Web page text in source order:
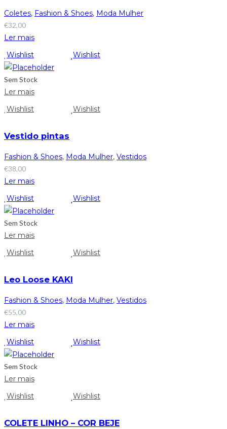
Coletes, Fashion & Shoes, Moda Mulher
€32,00
Ler mais
Wishlist
Wishlist
Sem Stock
Ler mais
Wishlist
Wishlist
Vestido pintas
Fashion & Shoes, Moda Mulher, Vestidos
€38,00
Ler mais
Wishlist
Wishlist
Sem Stock
Ler mais
Wishlist
Wishlist
Leo Loose KAKI
Fashion & Shoes, Moda Mulher, Vestidos
€55,00
Ler mais
Wishlist
Wishlist
Sem Stock
Ler mais
Wishlist
Wishlist
COLETE LINHO – COR BEJE